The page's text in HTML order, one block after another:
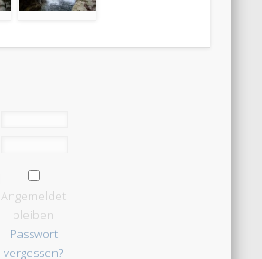
Angemeldet
bleiben
Passwort
vergessen?